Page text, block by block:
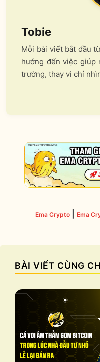
Tobie
Mỗi bài viết bắt đầu
hướng đến việc
trường, thay vì chỉ
Ema Crypto Ema
BÀI VIẾT CÙNG